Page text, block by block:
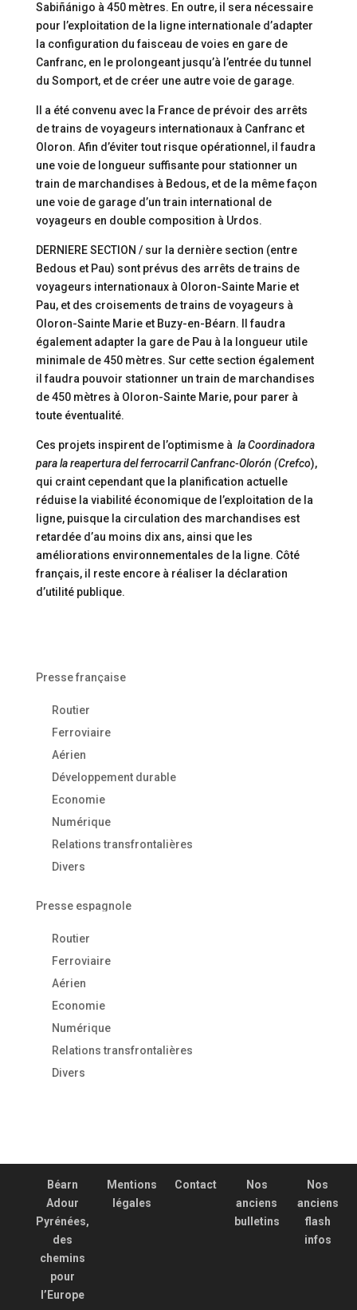
Sabiñánigo à 450 mètres. En outre, il sera nécessaire
pour l’exploitation de la ligne internationale d’adapter
la configuration du faisceau de voies en gare de
Canfranc, en le prolongeant jusqu’à l’entrée du tunnel
du Somport, et de créer une autre voie de garage.
Il a été convenu avec la France de prévoir des arrêts
de trains de voyageurs internationaux à Canfranc et
Oloron. Afin d’éviter tout risque opérationnel, il faudra
une voie de longueur suffisante pour stationner un
train de marchandises à Bedous, et de la même façon
une voie de garage d’un train international de
voyageurs en double composition à Urdos.
DERNIERE SECTION / sur la dernière section (entre
Bedous et Pau) sont prévus des arrêts de trains de
voyageurs internationaux à Oloron-Sainte Marie et
Pau, et des croisements de trains de voyageurs à
Oloron-Sainte Marie et Buzy-en-Béarn. Il faudra
également adapter la gare de Pau à la longueur utile
minimale de 450 mètres. Sur cette section également
il faudra pouvoir stationner un train de marchandises
de 450 mètres à Oloron-Sainte Marie, pour parer à
toute éventualité.
Ces projets inspirent de l’optimisme à la Coordinadora
para la reapertura del ferrocarril Canfranc-Olorón (Crefco),
qui craint cependant que la planification actuelle
réduise la viabilité économique de l’exploitation de la
ligne, puisque la circulation des marchandises est
retardée d’au moins dix ans, ainsi que les
améliorations environnementales de la ligne. Côté
français, il reste encore à réaliser la déclaration
d’utilité publique.
Presse française
Routier
Ferroviaire
Aérien
Développement durable
Economie
Numérique
Relations transfrontalières
Divers
Presse espagnole
Routier
Ferroviaire
Aérien
Economie
Numérique
Relations transfrontalières
Divers
Béarn
Adour
Pyrénées,
des
chemins
pour
l’Europe
Mentions
légales
Contact
Nos
anciens
bulletins
Nos
anciens
flash
infos